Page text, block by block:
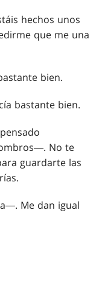
hechos unos
que me una
bien.
bastante bien.
No te
guardarte las
Me dan igual